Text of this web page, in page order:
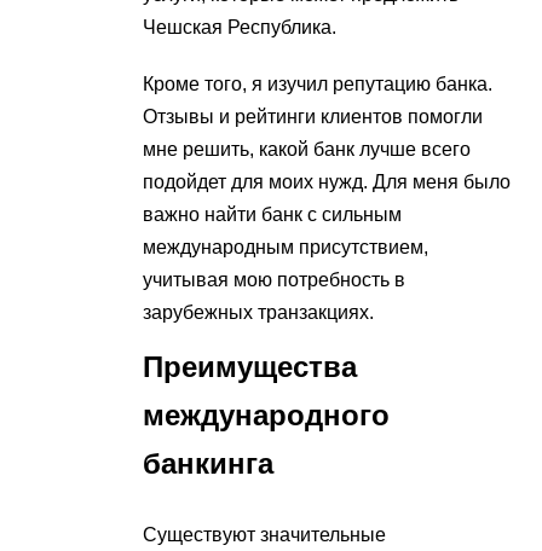
Чешская Республика.
Кроме того, я изучил репутацию банка.
Отзывы и рейтинги клиентов помогли
мне решить, какой банк лучше всего
подойдет для моих нужд. Для меня было
важно найти банк с сильным
международным присутствием,
учитывая мою потребность в
зарубежных транзакциях.
Преимущества
международного
банкинга
Существуют значительные